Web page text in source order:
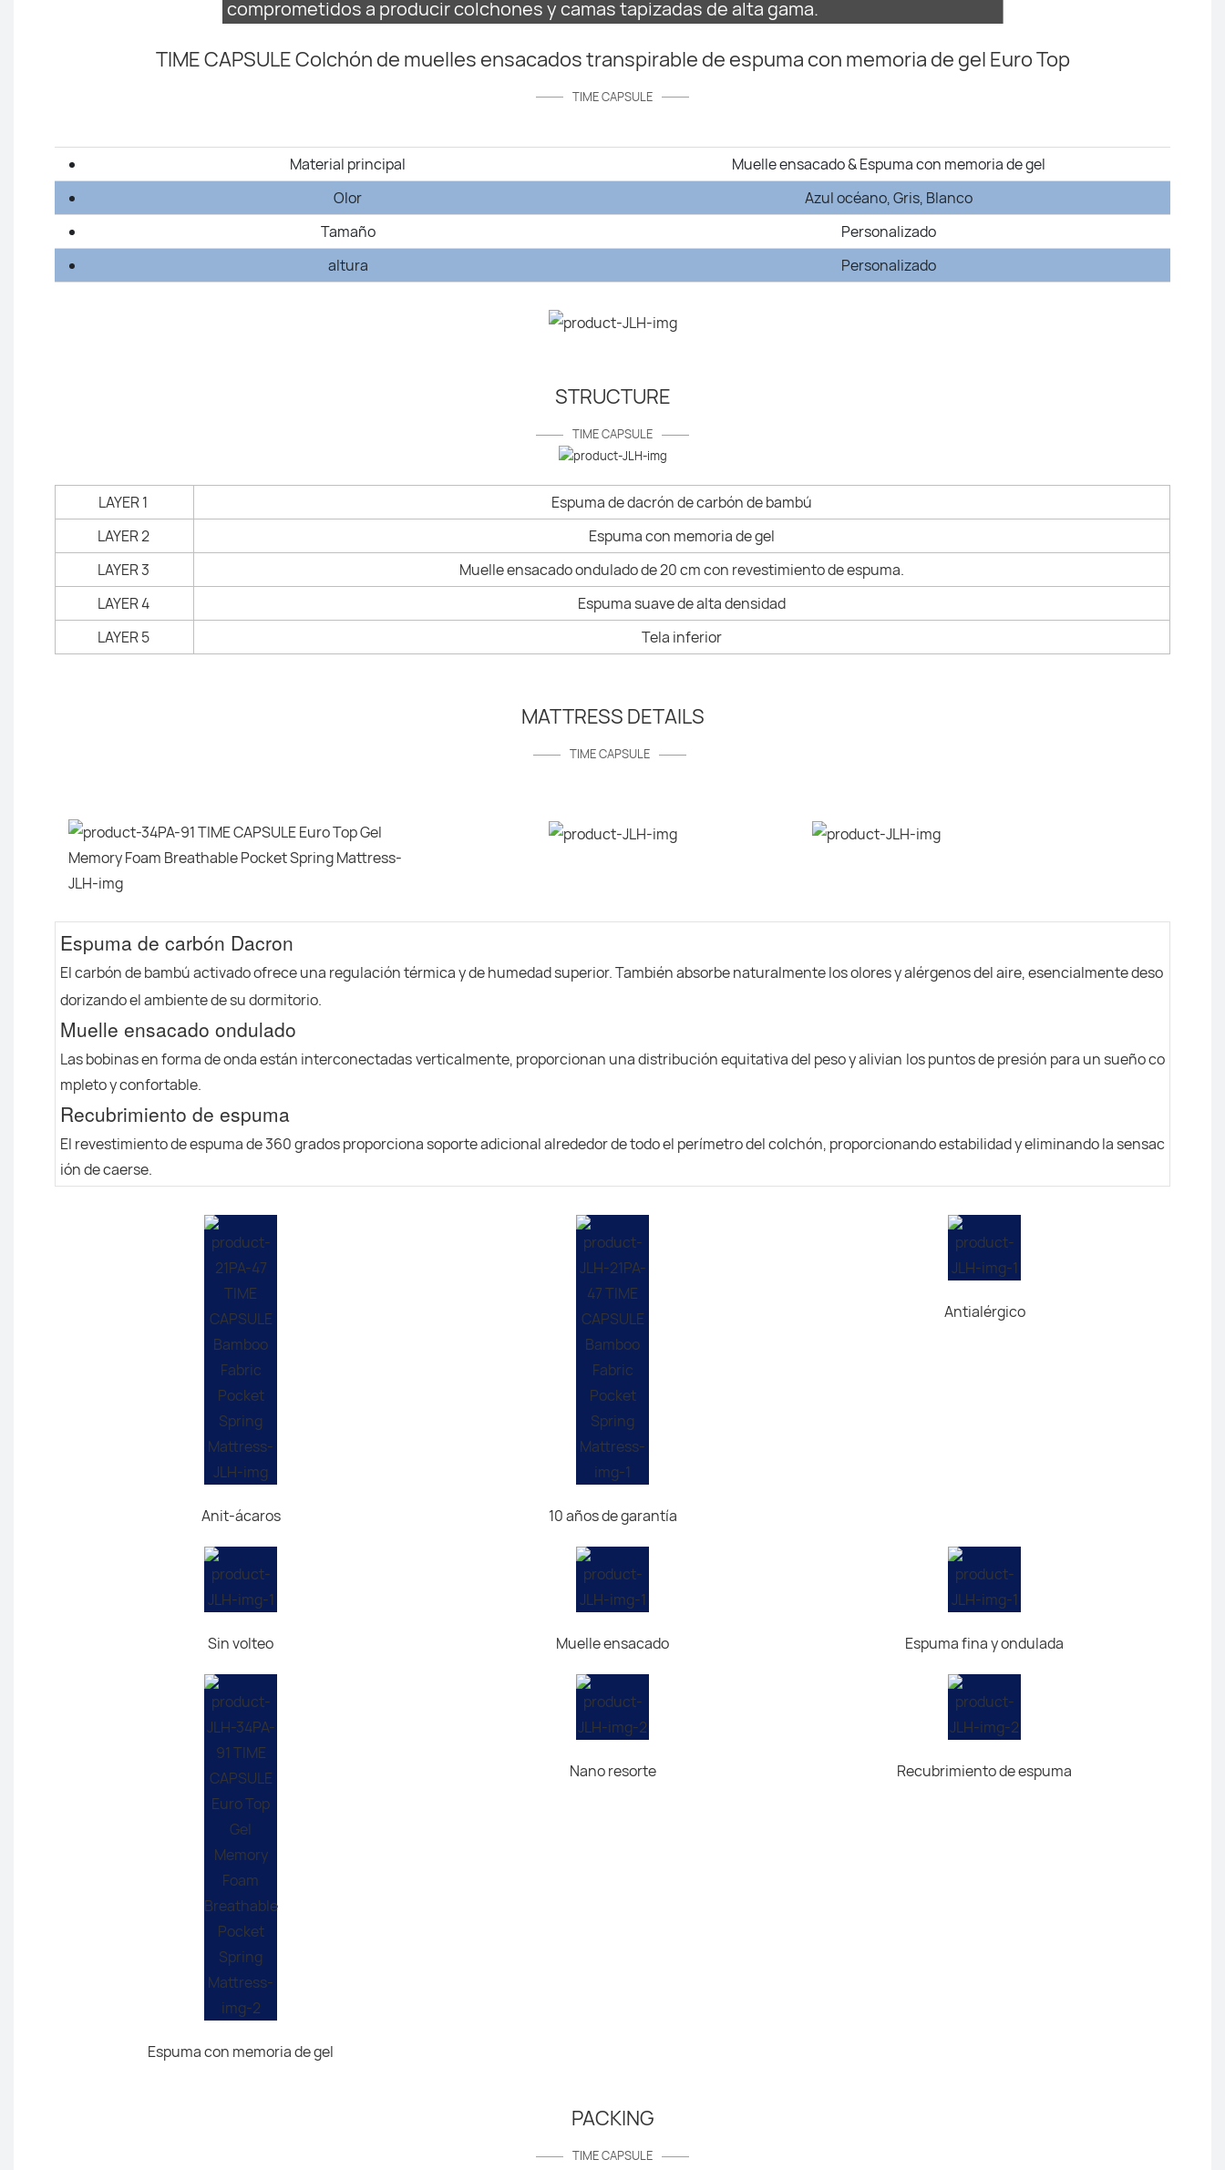
comprometidos a producir colchones y camas tapizadas de alta gama.
TIME CAPSULE Colchón de muelles ensacados transpirable de espuma con memoria de gel Euro Top
TIME CAPSULE
Material principal
Muelle ensacado & Espuma con memoria de gel
Olor
Azul océano, Gris, Blanco
Tamaño
Personalizado
altura
Personalizado
STRUCTURE
TIME CAPSULE
LAYER 1
Espuma de dacrón de carbón de bambú
LAYER 2
Espuma con memoria de gel
LAYER 3
Muelle ensacado ondulado de 20 cm con revestimiento de espuma.
LAYER 4
Espuma suave de alta densidad
LAYER 5
Tela inferior
MATTRESS DETAILS
TIME CAPSULE
Espuma de carbón Dacron
El carbón de bambú activado ofrece una regulación térmica y de humedad superior. También absorbe naturalmente los olores y alérgenos del aire, esencialmente deso
dorizando el ambiente de su dormitorio.
Muelle ensacado ondulado
Las bobinas en forma de onda están interconectadas verticalmente, proporcionan una distribución equitativa del peso y alivian los puntos de presión para un sueño co
mpleto y confortable.
Recubrimiento de espuma
El revestimiento de espuma de 360 ​​grados proporciona soporte adicional alrededor de todo el perímetro del colchón, proporcionando estabilidad y eliminando la sensac
ión de caerse.
Anit-ácaros 10 años de garantía
Antialérgico
Sin volteo Muelle ensacado Espuma fina y ondulada
Espuma con memoria de gel
Nano resorte Recubrimiento de espuma
PACKING
TIME CAPSULE